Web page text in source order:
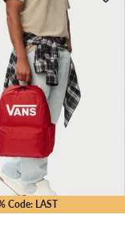
Code: LAST